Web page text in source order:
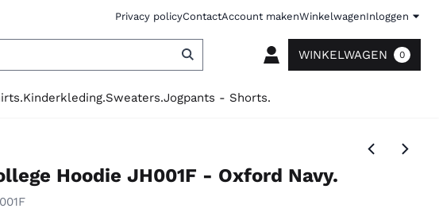
Privacy policyContactAccount makenWinkelwagenInloggen
WINKELWAGEN 0
Kinderkleding.Sweaters.Jogpants - Shorts.
Hoodie JH001F - Oxford Navy.